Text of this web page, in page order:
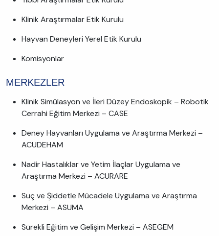
Klinik Araştırmalar Etik Kurulu
Hayvan Deneyleri Yerel Etik Kurulu
Komisyonlar
MERKEZLER
Klinik Simülasyon ve İleri Düzey Endoskopik – Robotik
Cerrahi Eğitim Merkezi – CASE
Deney Hayvanları Uygulama ve Araştırma Merkezi –
ACUDEHAM
Nadir Hastalıklar ve Yetim İlaçlar Uygulama ve
Araştırma Merkezi – ACURARE
Suç ve Şiddetle Mücadele Uygulama ve Araştırma
Merkezi – ASUMA
Sürekli Eğitim ve Gelişim Merkezi – ASEGEM